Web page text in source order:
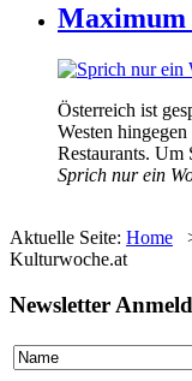
Maximum
Österreich ist
Westen
Restaurants. Um
Sprich nur ein
Aktuelle Seite: Home
Kulturwoche.at
Newsletter